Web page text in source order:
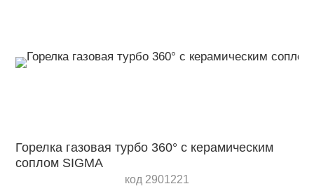
Горелка газовая турбо 360° с керамическим
соплом SIGMA
код 2901221